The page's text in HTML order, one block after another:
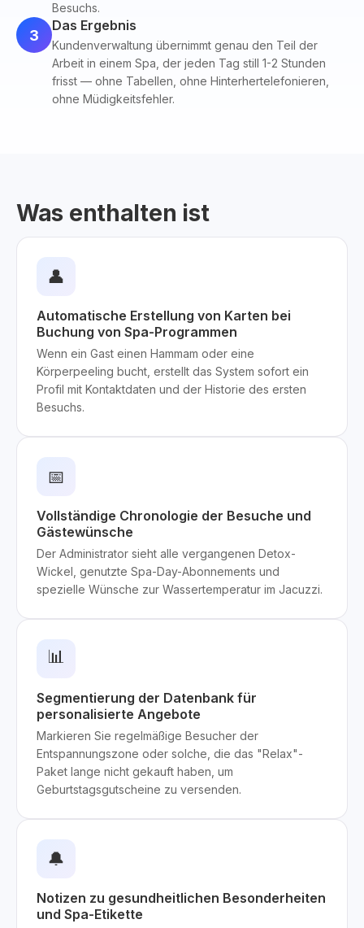
Besuchs.
3
Das Ergebnis
Kundenverwaltung übernimmt genau den Teil der
Arbeit in einem Spa, der jeden Tag still 1-2 Stunden
frisst — ohne Tabellen, ohne Hinterhertelefonieren,
ohne Müdigkeitsfehler.
Was enthalten ist
👤
Automatische Erstellung von Karten bei
Buchung von Spa-Programmen
Wenn ein Gast einen Hammam oder eine
Körperpeeling bucht, erstellt das System sofort ein
Profil mit Kontaktdaten und der Historie des ersten
Besuchs.
📅
Vollständige Chronologie der Besuche und
Gästewünsche
Der Administrator sieht alle vergangenen Detox-
Wickel, genutzte Spa-Day-Abonnements und
spezielle Wünsche zur Wassertemperatur im Jacuzzi.
📊
Segmentierung der Datenbank für
personalisierte Angebote
Markieren Sie regelmäßige Besucher der
Entspannungszone oder solche, die das "Relax"-
Paket lange nicht gekauft haben, um
Geburtstagsgutscheine zu versenden.
🔔
Notizen zu gesundheitlichen Besonderheiten
und Spa-Etikette